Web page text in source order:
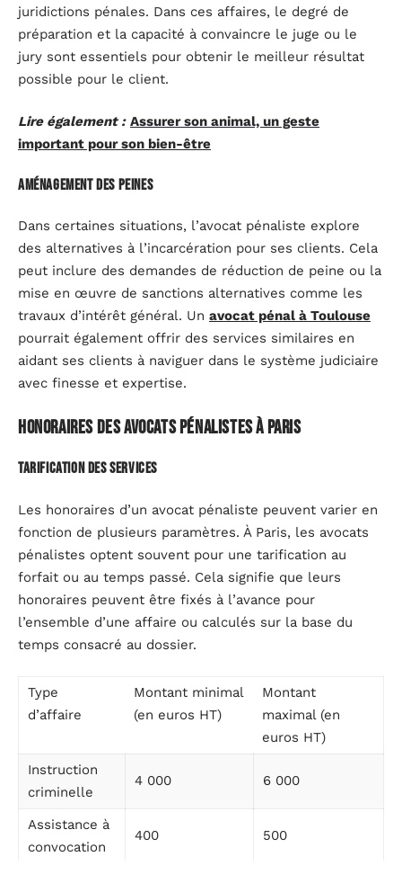
juridictions pénales. Dans ces affaires, le degré de
préparation et la capacité à convaincre le juge ou le
jury sont essentiels pour obtenir le meilleur résultat
possible pour le client.
Lire également : Assurer son animal, un geste
important pour son bien-être
Aménagement des peines
Dans certaines situations, l’avocat pénaliste explore
des alternatives à l’incarcération pour ses clients. Cela
peut inclure des demandes de réduction de peine ou la
mise en œuvre de sanctions alternatives comme les
travaux d’intérêt général. Un avocat pénal à Toulouse
pourrait également offrir des services similaires en
aidant ses clients à naviguer dans le système judiciaire
avec finesse et expertise.
Honoraires des avocats pénalistes à Paris
Tarification des services
Les honoraires d’un avocat pénaliste peuvent varier en
fonction de plusieurs paramètres. À Paris, les avocats
pénalistes optent souvent pour une tarification au
forfait ou au temps passé. Cela signifie que leurs
honoraires peuvent être fixés à l’avance pour
l’ensemble d’une affaire ou calculés sur la base du
temps consacré au dossier.
Type
d’affaire
Montant minimal
(en euros HT)
Montant
maximal (en
euros HT)
Instruction
criminelle
4 000 6 000
Assistance à
convocation
400 500